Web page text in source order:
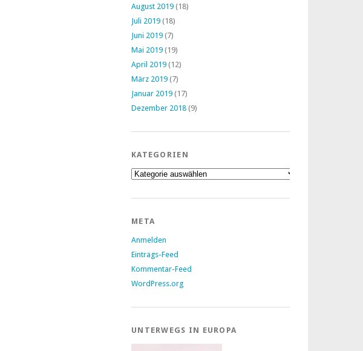
August 2019 (18)
Juli 2019 (18)
Juni 2019 (7)
Mai 2019 (19)
April 2019 (12)
März 2019 (7)
Januar 2019 (17)
Dezember 2018 (9)
KATEGORIEN
Kategorien
META
Anmelden
Eintrags-Feed
Kommentar-Feed
WordPress.org
UNTERWEGS IN EUROPA